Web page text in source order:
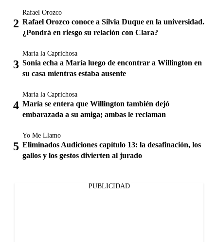
Rafael Orozco
Rafael Orozco conoce a Silvia Duque en la universidad.
¿Pondrá en riesgo su relación con Clara?
María la Caprichosa
Sonia echa a María luego de encontrar a Willington en
su casa mientras estaba ausente
María la Caprichosa
María se entera que Willington también dejó
embarazada a su amiga; ambas le reclaman
Yo Me Llamo
Eliminados Audiciones capítulo 13: la desafinación, los
gallos y los gestos divierten al jurado
PUBLICIDAD